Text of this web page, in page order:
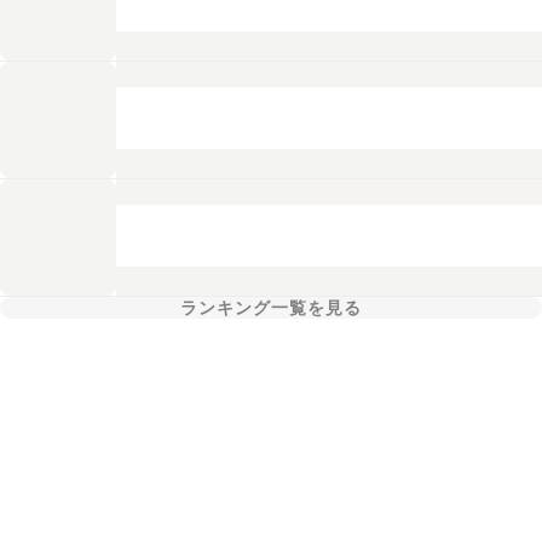
ランキング一覧を見る